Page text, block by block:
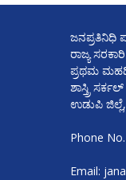
ಜನಪ್ರತಿನಿಧಿ
ರಾಜ್ಯ
ಪ್ರಥಮ ಮಹಡಿ
ಶಾಸ್ತ್ರಿ
ಉಡುಪಿ
Phone
Email: